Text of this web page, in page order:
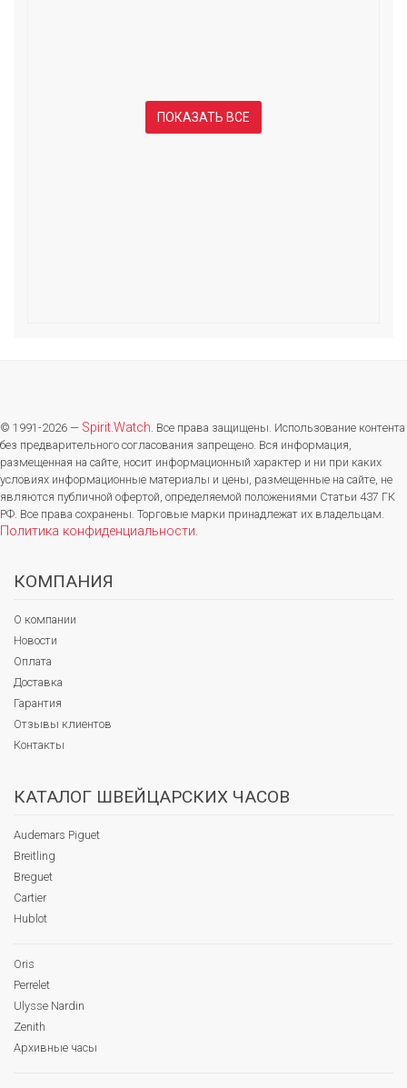
ПОКАЗАТЬ ВСЕ
© 1991-2026 — Spirit.Watch . Все права защищены. Использование контента
без предварительного согласования запрещено. Вся информация,
размещенная на сайте, носит информационный характер и ни при каких
условиях информационные материалы и цены, размещенные на сайте, не
являются публичной офертой, определяемой положениями Статьи 437 ГК
РФ. Все права сохранены. Торговые марки принадлежат их владельцам.
Политика конфиденциальности
КОМПАНИЯ
О компании
Новости
Оплата
Доставка
Гарантия
Отзывы клиентов
Контакты
КАТАЛОГ ШВЕЙЦАРСКИХ ЧАСОВ
Audemars Piguet
Breitling
Breguet
Cartier
Hublot
Oris
Perrelet
Ulysse Nardin
Zenith
Архивные часы